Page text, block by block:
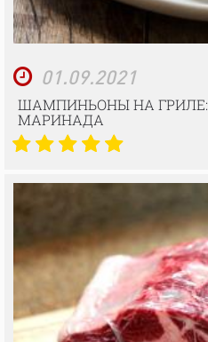
01.09.2021
ШАМПИНЬОНЫ НА ГРИЛЕ:
МАРИНАДА